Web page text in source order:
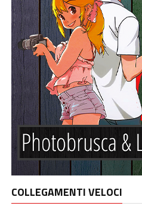
COLLEGAMENTI VELOCI